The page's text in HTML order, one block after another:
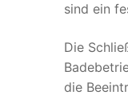
sind ein
Die
die